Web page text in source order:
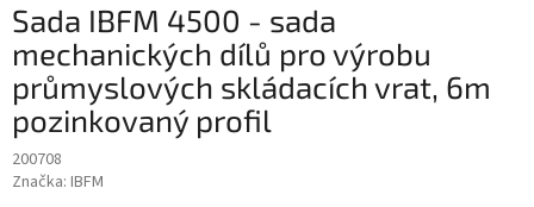
Sada IBFM 4500 - sada
mechanických dílů pro výrobu
průmyslových skládacích vrat, 6m
pozinkovaný profil
200708
Značka: IBFM